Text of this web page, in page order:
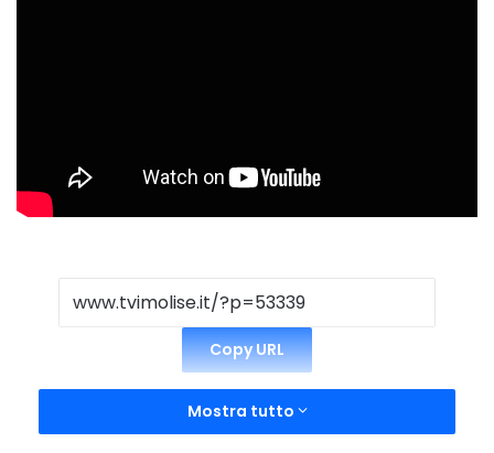
Copy URL
Mostra tutto